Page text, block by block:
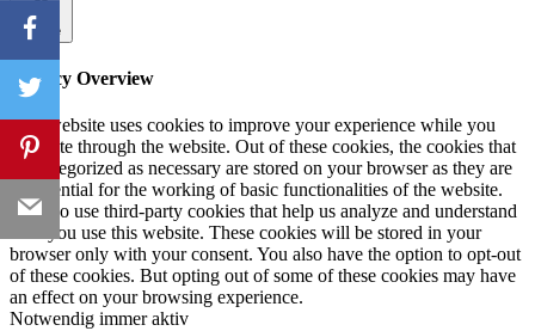
Close
Privacy Overview
This website uses cookies to improve your experience while you
navigate through the website. Out of these cookies, the cookies that
are categorized as necessary are stored on your browser as they are
as essential for the working of basic functionalities of the website.
We also use third-party cookies that help us analyze and understand
how you use this website. These cookies will be stored in your
browser only with your consent. You also have the option to opt-out
of these cookies. But opting out of some of these cookies may have
an effect on your browsing experience.
Notwendig immer aktiv